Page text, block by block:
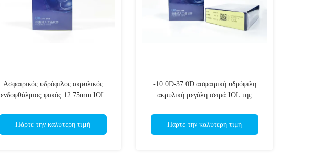
Ασφαιρικός υδρόφιλος ακρυλικός
ενδοφθάλμιος φακός 12.75mm IOL
Πάρτε την καλύτερη τιμή
-10.0D-37.0D ασφαιρική υδρόφιλη
ακρυλική μεγάλη σειρά IOL της
Πάρτε την καλύτερη τιμή